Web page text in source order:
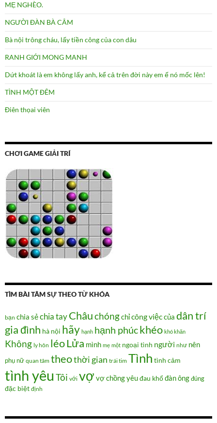
MẸ NGHÈO.
NGƯỜI ĐÀN BÀ CÂM
Bà nội trông cháu, lấy tiền công của con dâu
RANH GIỚI MONG MANH
Dứt khoát là em không lấy anh, kể cả trên đời này em ế nó mốc lên!
TÌNH MỘT ĐÊM
Điên thọai viên
CHƠI GAME GIẢI TRÍ
TÌM BÀI TÂM SỰ THEO TỪ KHÓA
bạn chia sẻchia tay Châuchóngchỉcông việccủa dân trí
gia đình hà nội hãy hạnh hạnh phúckhéo khó khăn
Không ly hôn léoLửa mình mẹ một ngoại tình người như nên
phụ nữ quan tâm theothời gian trái tim Tình tình cảm
tình yêu Tôi với vợ vợ chồngyêuđau khổđàn ôngđúng
đặc biệt định